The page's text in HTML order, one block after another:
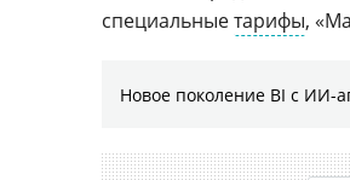
специальныетарифы,
Новое поколение BI с ИИ-